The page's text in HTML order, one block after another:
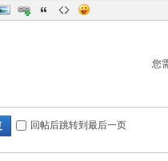
您
回帖后跳转到最后一页